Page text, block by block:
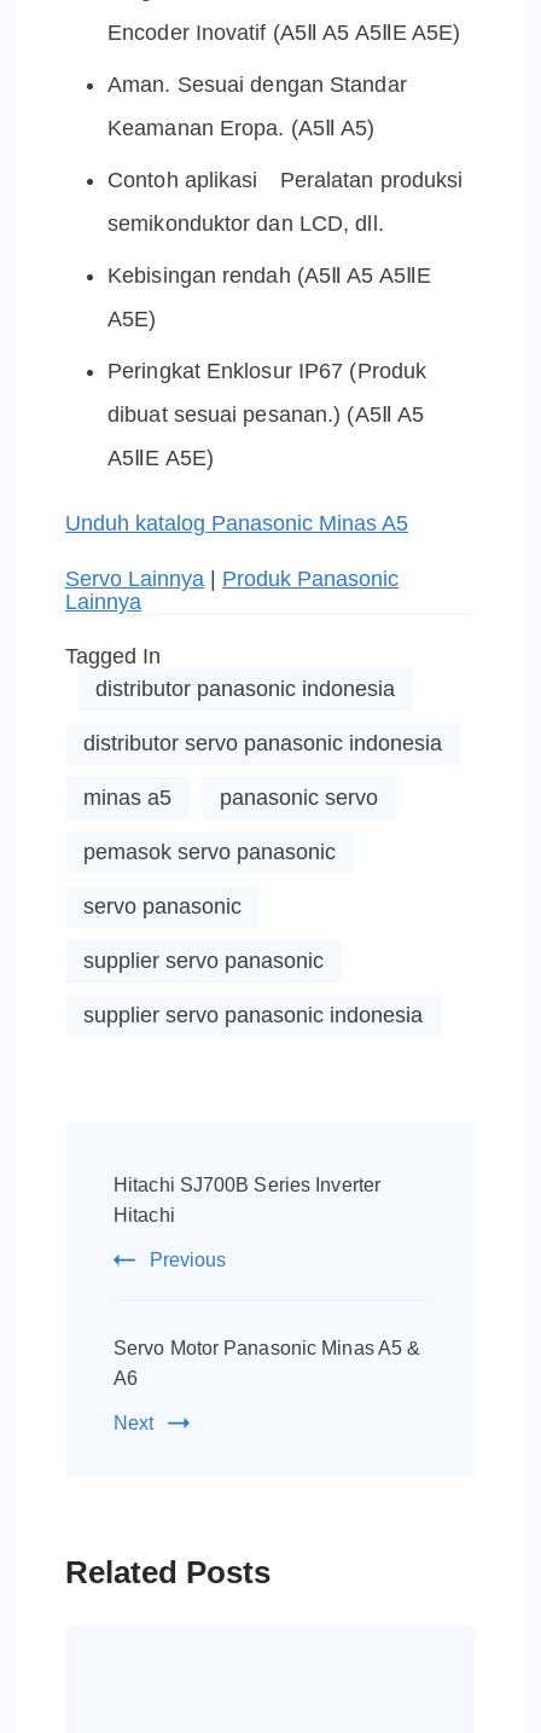
Encoder Inovatif (A5Ⅱ A5 A5ⅡE A5E)
Aman. Sesuai dengan Standar
Keamanan Eropa. (A5Ⅱ A5)
Contoh aplikasi Peralatan produksi
semikonduktor dan LCD, dll.
Kebisingan rendah (A5Ⅱ A5 A5ⅡE
A5E)
Peringkat Enklosur IP67 (Produk
dibuat sesuai pesanan.) (A5Ⅱ A5
A5ⅡE A5E)
Unduh katalog Panasonic Minas A5
Servo Lainnya
Produk Panasonic
Lainnya
Tagged In
distributor panasonic indonesia
distributor servo panasonic indonesia
minas a5 panasonic servo
pemasok servo panasonic
servo panasonic
supplier servo panasonic
supplier servo panasonic indonesia
Navigation
Hitachi SJ700B Series Inverter
Hitachi
Previous
Servo Motor Panasonic Minas A5 &
A6
Next
Related Posts